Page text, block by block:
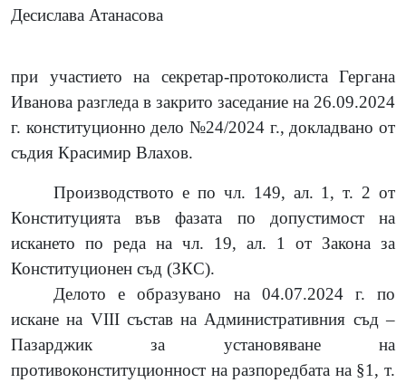
Десислава Атанасова
при участието на секретар-протоколиста Гергана
Иванова разгледа в закрито заседание на 26.09.2024
г. конституционно дело №24/2024 г., докладвано от
съдия Красимир Влахов.
Производството е по чл. 149, ал. 1, т. 2 от
Конституцията във фазата по допустимост на
искането по реда на чл. 19, ал. 1 от Закона за
Конституционен съд (ЗКС).
Делото е образувано на 04.07.2024 г. по
искане на VIII състав на Административния съд –
Пазарджик за установяване на
противоконституционност на разпоредбата на §1, т.